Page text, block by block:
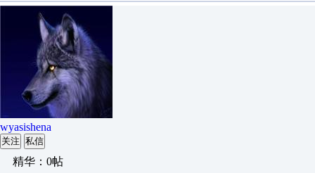
wyasishena
关注 私信
精华：0帖